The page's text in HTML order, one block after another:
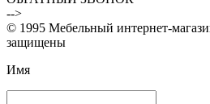
-->
© 1995 Мебельный интернет-
защищены
Имя